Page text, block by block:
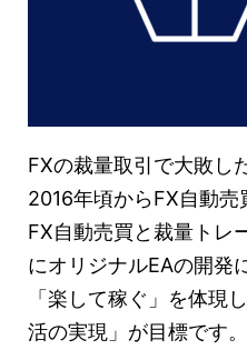
FXの裁量取引で大敗し
2016年頃からFX自動
FX自動売買と裁量トレ
にオリジナルEAの開発
「楽して稼ぐ」を体現
活の実現」が目標です。